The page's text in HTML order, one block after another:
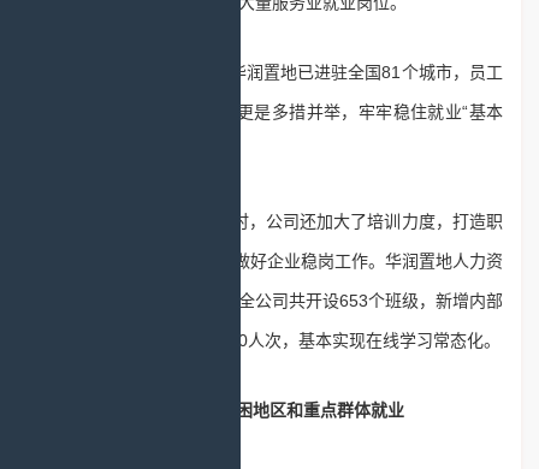
截至2020年6月底，华润置地已进驻全国81个城市，员工
总数超5万人。疫情期间，更是多措并举，牢牢稳住就业“基本
在有序复工复产的同时，公司还加大了培训力度，打造职
业能力提升“云课堂”，全力做好企业稳岗工作。华润置地人力资
源相关负责人披露，上半年全公司共开设653个班级，新增内部
课程116门，受训者逾53000人次，基本实现在线学习常态化。
践行社会责任 托底贫困地区和重点群体就业